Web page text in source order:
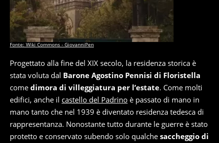
Fonte: Wiki Commons - GiovanniPen
Progettato alla fine del XIX secolo, la residenza storica è
stata voluta dal Barone Agostino Pennisi di Floristella
come dimora di villeggiatura per l’estate. Come molti
edifici, anche il castello del Padrino è passato di mano in
mano tanto che nel 1939 è diventato residenza tedesca di
rappresentanza. Nonostante tutto durante le guerre è stato
protetto e conservato subendo solo qualche saccheggio di